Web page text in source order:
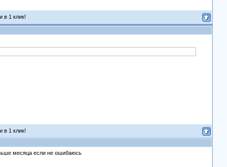
в 1 клик!
в 1 клик!
месяца если не ошибаюсь